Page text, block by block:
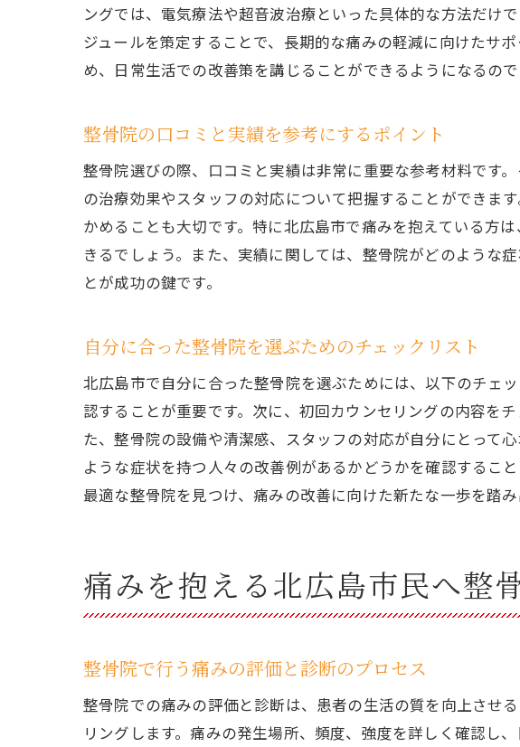
痛みの原因を
長期的な痛み
整骨院での効
電気療法の仕
東洋医学を取
整骨院での針
カッピングで
電気療法を用
体全体の調和
整骨院での
生活習慣に合
整骨院でのバ
体のバランス
整骨院での治
治療後のセル
回復を促進す
整骨院での治
コミュニケー
ングでは、電気療法や超音波治療といった具体的な方法だけ
ジュールを策定することで、長期的な痛みの軽減に向けたサ
め、日常生活での改善策を講じることができるようになるので
整骨院の口コミと実績を参考にするポイント
整骨院選びの際、口コミと実績は非常に重要な参考材料です
の治療効果やスタッフの対応について把握することができま
かめることも大切です。特に北広島市で痛みを抱えている方
きるでしょう。また、実績に関しては、整骨院がどのような
とが成功の鍵です。
自分に合った整骨院を選ぶためのチェックリスト
北広島市で自分に合った整骨院を選ぶためには、以下のチェ
認することが重要です。次に、初回カウンセリングの内容を
た、整骨院の設備や清潔感、スタッフの対応が自分にとって
ような症状を持つ人々の改善例があるかどうかを確認するこ
最適な整骨院を見つけ、痛みの改善に向けた新たな一歩を踏み
痛みを抱える北広島市民へ整
整骨院で行う痛みの評価と診断のプロセス
整骨院での痛みの評価と診断は、患者の生活の質を向上させ
リングします。痛みの発生場所、頻度、強度を詳しく確認し